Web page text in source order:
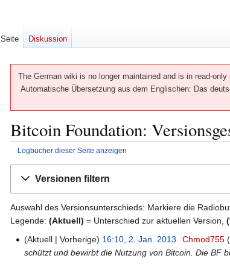
The German wiki is no longer maintained and is in read-
Automatische Übersetzung aus dem Englischen: Das
Bitcoin Foundation:
Logbücher dieser Seite anzeigen
Navigation
Suche
Versionen filtern
Auswahl des Versionsunterschieds: Markiere die
Legende: (Aktuell) = Unterschied zur aktuellen Version,
Aktuell Vorherige 16:10, 2. Jan. 2013 Chmod755
schützt und bewirbt die Nutzung von Bitcoin. Die BF
Seite Diskussion